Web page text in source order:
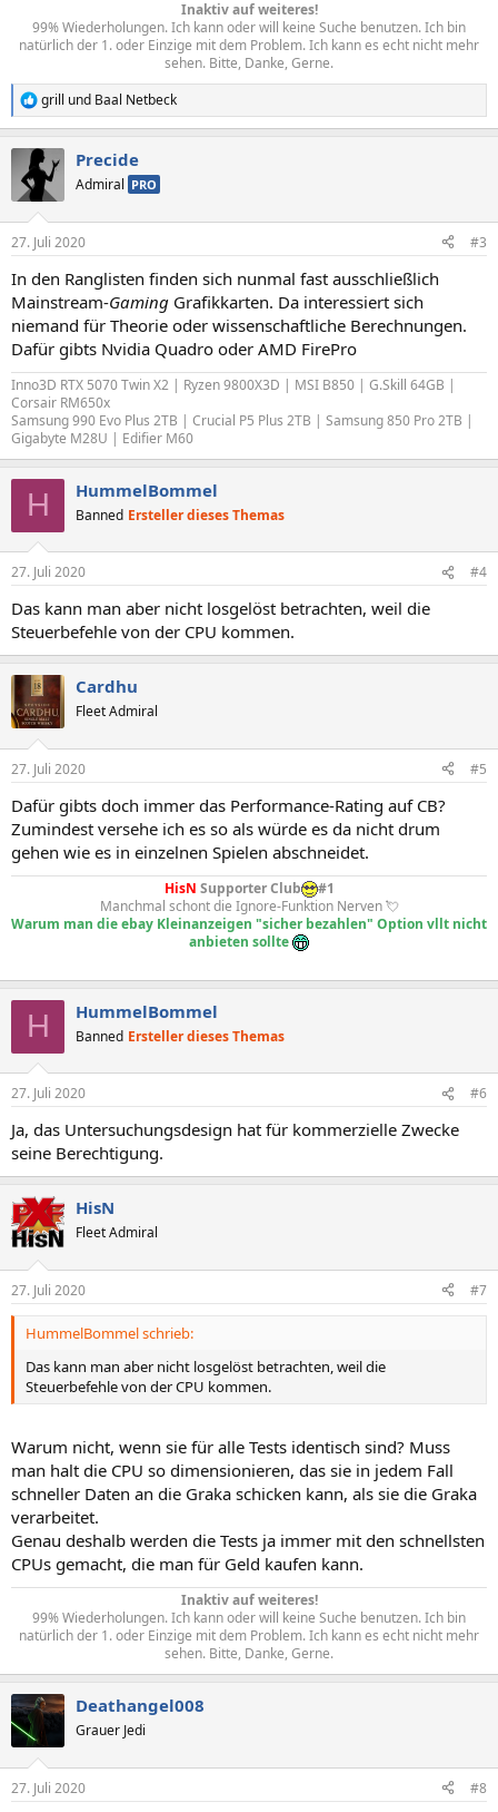
Inaktiv auf weiteres!
99% Wiederholungen. Ich kann oder will keine Suche benutzen. Ich bin
natürlich der 1. oder Einzige mit dem Problem. Ich kann es echt nicht mehr
sehen. Bitte, Danke, Gerne.​
R
e
t
i
e
:
grill und Baal Netbeck
Precide
Admiral PRO
27. Juli 2020 #3
In den Ranglisten finden sich nunmal fast ausschließlich
Mainstream-Gaming Grafikkarten. Da interessiert sich
niemand für Theorie oder wissenschaftliche Berechnungen.
Dafür gibts Nvidia Quadro oder AMD FirePro
Inno3D RTX 5070 Twin X2 | Ryzen 9800X3D | MSI B850 | G.Skill 64GB |
Corsair RM650x
Samsung 990 Evo Plus 2TB | Crucial P5 Plus 2TB | Samsung 850 Pro 2TB |
Gigabyte M28U | Edifier M60
H HummelBommel
Banned Ersteller dieses Themas
27. Juli 2020 #4
Das kann man aber nicht losgelöst betrachten, weil die
Steuerbefehle von der CPU kommen.
Cardhu
Fleet Admiral
27. Juli 2020 #5
Dafür gibts doch immer das Performance-Rating auf CB?
Zumindest versehe ich es so als würde es da nicht drum
gehen wie es in einzelnen Spielen abschneidet.
HisN Supporter Club
#1
Manchmal schont die Ignore-Funktion Nerven 💘
Warum man die ebay Kleinanzeigen "sicher bezahlen" Option vllt nicht
anbieten sollte
H HummelBommel
Banned Ersteller dieses Themas
27. Juli 2020 #6
Ja, das Untersuchungsdesign hat für kommerzielle Zwecke
seine Berechtigung.
HisN
Fleet Admiral
27. Juli 2020 #7
HummelBommel schrieb:
Das kann man aber nicht losgelöst betrachten, weil die
Steuerbefehle von der CPU kommen.
Warum nicht, wenn sie für alle Tests identisch sind? Muss
man halt die CPU so dimensionieren, das sie in jedem Fall
schneller Daten an die Graka schicken kann, als sie die Graka
verarbeitet.
Genau deshalb werden die Tests ja immer mit den schnellsten
CPUs gemacht, die man für Geld kaufen kann.
Inaktiv auf weiteres!
99% Wiederholungen. Ich kann oder will keine Suche benutzen. Ich bin
natürlich der 1. oder Einzige mit dem Problem. Ich kann es echt nicht mehr
sehen. Bitte, Danke, Gerne.​
Deathangel008
Grauer Jedi
27. Juli 2020 #8